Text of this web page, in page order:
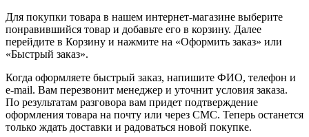
Для покупки товара в нашем интернет-магазине выберите
понравившийся товар и добавьте его в корзину. Далее
перейдите в Корзину и нажмите на «Оформить заказ» или
«Быстрый заказ».
Когда оформляете быстрый заказ, напишите ФИО, телефон и
e-mail. Вам перезвонит менеджер и уточнит условия заказа.
По результатам разговора вам придет подтверждение
оформления товара на почту или через СМС. Теперь останется
только ждать доставки и радоваться новой покупке.